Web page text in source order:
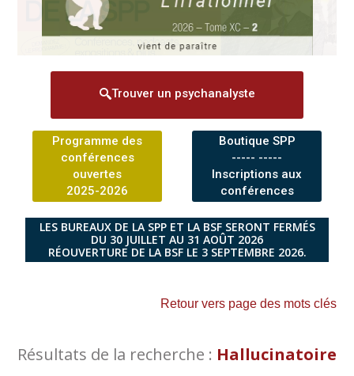
Trouver un psychanalyste
Programme des
conférences
ouvertes
2025-2026
Boutique SPP
----- -----
Inscriptions aux
conférences
LES BUREAUX DE LA SPP ET LA BSF SERONT FERMÉS
DU 30 JUILLET AU 31 AOÛT 2026
RÉOUVERTURE DE LA BSF LE 3 SEPTEMBRE 2026.
Retour vers page des mots clés
Résultats de la recherche : Hallucinatoire